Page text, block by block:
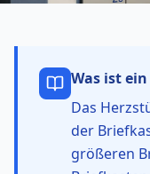
Was ist ein
Das
der
größeren